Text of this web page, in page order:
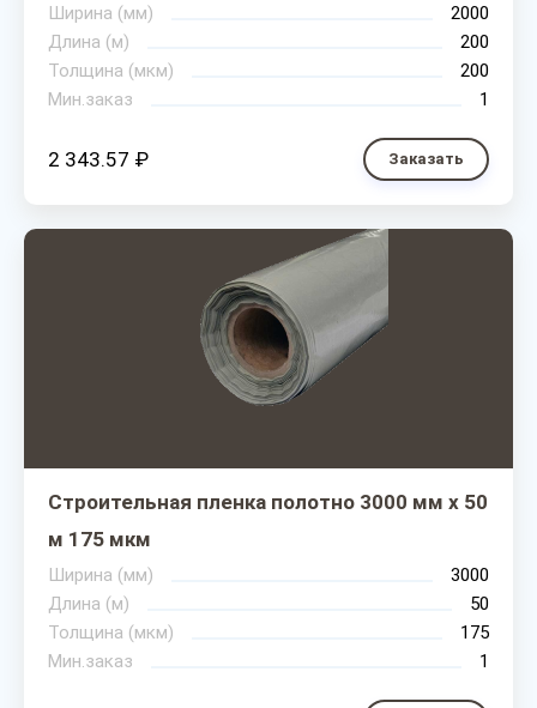
Ширина (мм)
2000
Длина (м)
200
Толщина (мкм)
200
Мин.заказ
1
2 343.57 ₽ Заказать
Строительная пленка полотно 3000 мм х 50
м 175 мкм
Ширина (мм)
3000
Длина (м)
50
Толщина (мкм)
175
Мин.заказ
1